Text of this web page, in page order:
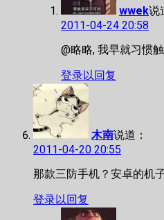
wwek说
2011-04-24 20:58
@略略, 我早就习惯
登录以回复
木南说道：
2011-04-20 20:55
那款三防手机？安卓的机
登录以回复